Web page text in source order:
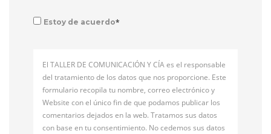
Estoy de acuerdo*
El TALLER DE COMUNICACIÓN Y CÍA es el responsable
del tratamiento de los datos que nos proporcione. Este
formulario recopila tu nombre, correo electrónico y
Website con el único fin de que podamos publicar los
comentarios dejados en la web. Tratamos sus datos
con base en tu consentimiento. No cedemos sus datos